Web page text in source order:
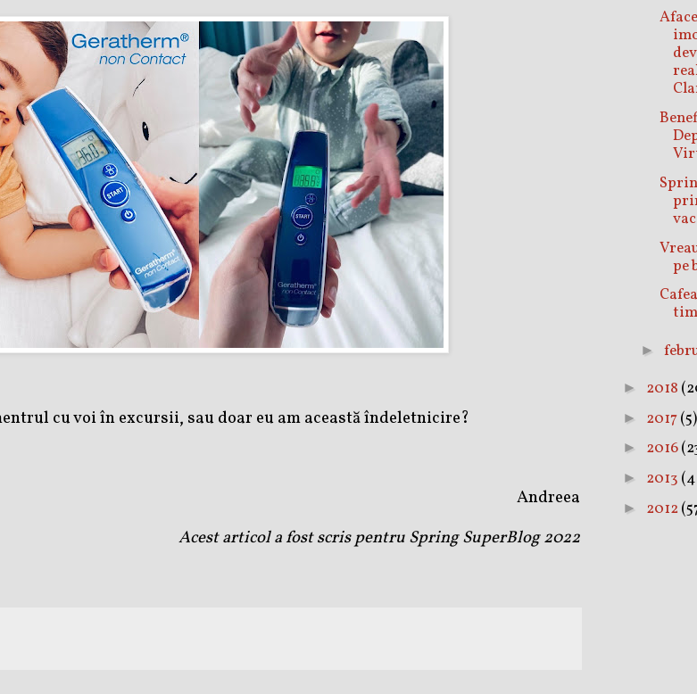
cu voi în excursii, sau doar eu am această îndeletnicire?
Andreea
Acest articol a fost scris pentru Spring SuperBlog 2022
pe
►
► 2018
► 2017(5)
► 2016
► 2013
► 2012